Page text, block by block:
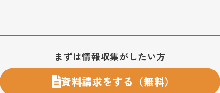
まずは情報収集がしたい方
資料請求をする（無料）